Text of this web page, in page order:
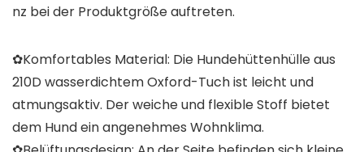
nz bei der Produktgröße auftreten.
✿Komfortables Material: Die Hundehüttenhülle aus
210D wasserdichtem Oxford-Tuch ist leicht und
atmungsaktiv. Der weiche und flexible Stoff bietet
dem Hund ein angenehmes Wohnklima.